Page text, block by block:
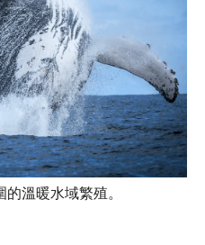
溫暖水域繁殖。